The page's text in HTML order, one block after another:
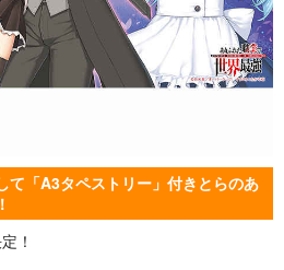
て「A3タペストリー」付きとらのあ
！